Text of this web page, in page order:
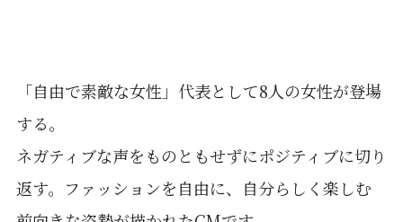
「自由で素敵な女性」代表として8人の女性が登場
する。
ネガティブな声をものともせずにポジティブに切り
返す。ファッションを自由に、自分らしく楽しむ